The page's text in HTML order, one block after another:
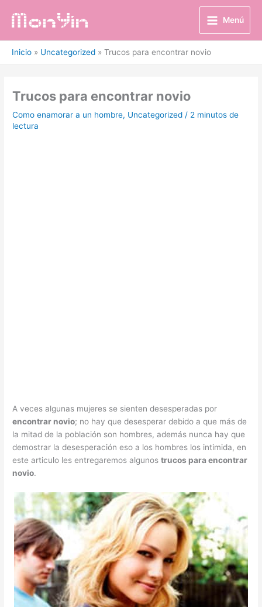
Menú
Inicio Uncategorized Trucos para encontrar novio
Trucos para encontrar novio
Como enamorar a un hombre, Uncategorized / 2 minutos de
lectura
A veces algunas mujeres se sienten desesperadas por
encontrar novio; no hay que desesperar debido a que más de
la mitad de la población son hombres, además nunca hay que
demostrar la desesperación eso a los hombres los intimida, en
este articulo les entregaremos algunostrucos para encontrar
novio.